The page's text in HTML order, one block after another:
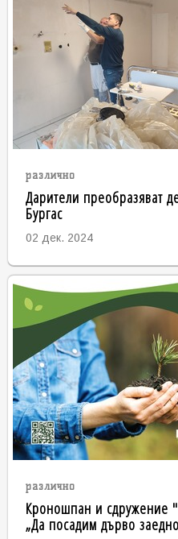
различно
Дарители преобразяват
Бургас
02 дек. 2024
различно
Кроношпан и сдружение
„Да посадим дърво